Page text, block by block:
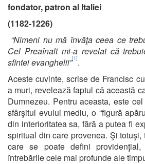
fondator, patron al Italiei
(1182-1226)
“Nimeni nu mă învăţa ceea ce
Cel Preaînalt mi-a revelat că
sfintei evanghelii”[1].
Aceste cuvinte, scrise de Francisc
a muri, revelează faptul că această
Dumnezeu. Pentru aceasta, este
sfârşitul evului mediu, o “figură
din interioritatea sa, fără a putea fi
spiritual din care provenea. Şi totuşi,
care se poate defini
întrebările cele mai profunde ale